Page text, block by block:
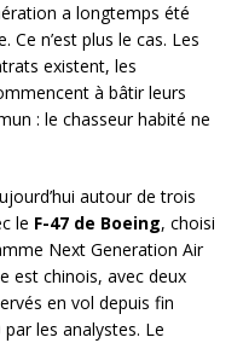
a longtemps été
n’est plus le cas. Les
existent, les
à bâtir leurs
: le chasseur habité ne
autour de trois
le F-47 de Boeing, choisi
Next Generation Air
est chinois, avec deux
en vol depuis fin
les analystes. Le